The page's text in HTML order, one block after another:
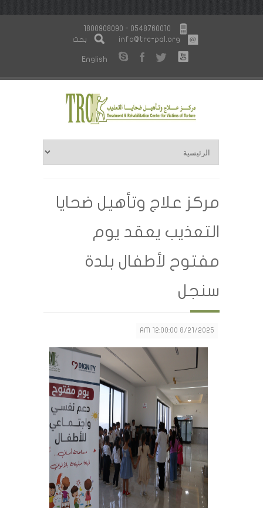
1800908090 - 0548760010
info@trc-pal.org
بحث
English
مركز علاج وتأهيل ضحايا
التعذيب يعقد يوم
مفتوح لأطفال بلدة
سنجل
8/21/2025 12:00:00 AM